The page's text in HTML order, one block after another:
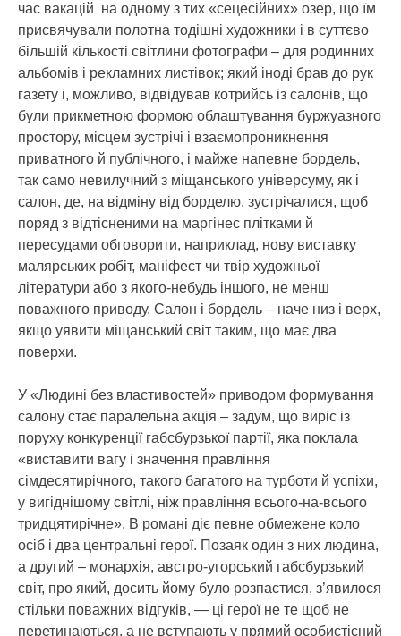
час вакацій на одному з тих «сецесійних» озер, що їм
присвячували полотна тодішні художники і в суттєво
більшій кількості світлини фотографи – для родинних
альбомів і рекламних листівок; який іноді брав до рук
газету і, можливо, відвідував котрийсь із салонів, що
були прикметною формою облаштування буржуазного
простору, місцем зустрічі і взаємопроникнення
приватного й публічного, і майже напевне бордель,
так само невилучний з міщанського універсуму, як і
салон, де, на відміну від борделю, зустрічалися, щоб
поряд з відтісненими на маргінес плітками й
пересудами обговорити, наприклад, нову виставку
малярських робіт, маніфест чи твір художньої
літератури або з якого-небудь іншого, не менш
поважного приводу. Салон і бордель – наче низ і верх,
якщо уявити міщанський світ таким, що має два
поверхи.
У «Людині без властивостей» приводом формування
салону стає паралельна акція – задум, що виріс із
поруху конкуренції габсбурзької партії, яка поклала
«виставити вагу і значення правління
сімдесятирічного, такого багатого на турботи й успіхи,
у вигіднішому світлі, ніж правління всього-на-всього
тридцятирічне». В романі діє певне обмежене коло
осіб і два центральні герої. Позаяк один з них людина,
а другий – монархія, австро-угорський габсбурзький
світ, про який, досить йому було розпастися, з’явилося
стільки поважних відгуків, — ці герої не те щоб не
перетинаються, а не вступають у прямий особистісний